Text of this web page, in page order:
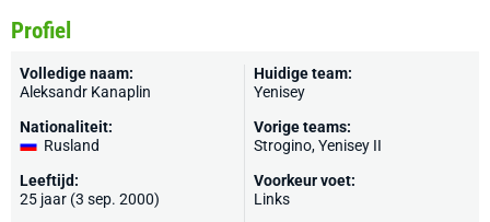
Profiel
Volledige naam:
Aleksandr Kanaplin
Nationaliteit:
Rusland
Leeftijd:
25 jaar (3 sep. 2000)
Huidige team:
Yenisey
Vorige teams:
Strogino, Yenisey II
Voorkeur voet:
Links